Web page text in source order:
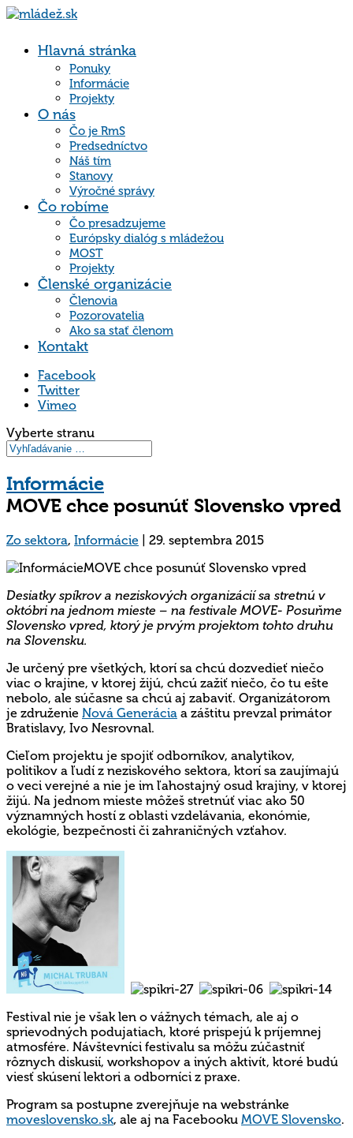
Hlavná stránka
Ponuky
Informácie
Projekty
O nás
Čo je RmS
Predsedníctvo
Náš tím
Stanovy
Výročné správy
Čo robíme
Čo presadzujeme
Európsky dialóg s mládežou
MOST
Projekty
Členské organizácie
Členovia
Pozorovatelia
Ako sa stať členom
Kontakt
Facebook
Twitter
Vimeo
Vyberte stranu
Informácie
MOVE chce posunúť Slovensko vpred
Zo sektora, Informácie 29. septembra 2015
Desiatky spíkrov a neziskových organizácií sa stretnú v
októbri na jednom mieste – na festivale MOVE- Posuňme
Slovensko vpred, ktorý je prvým projektom tohto druhu
na Slovensku.
Je určený pre všetkých, ktorí sa chcú dozvedieť niečo
viac o krajine, v ktorej žijú, chcú zažiť niečo, čo tu ešte
nebolo, ale súčasne sa chcú aj zabaviť. Organizátorom
je združenie Nová Generácia a záštitu prevzal primátor
Bratislavy, Ivo Nesrovnal.
Cieľom projektu je spojiť odborníkov, analytikov,
politikov a ľudí z neziskového sektora, ktorí sa zaujímajú
o veci verejné a nie je im ľahostajný osud krajiny, v ktorej
žijú. Na jednom mieste môžeš stretnúť viac ako 50
významných hostí z oblasti vzdelávania, ekonómie,
ekológie, bezpečnosti či zahraničných vzťahov.
Festival nie je však len o vážnych témach, ale aj o
sprievodných podujatiach, ktoré prispejú k príjemnej
atmosfére. Návštevníci festivalu sa môžu zúčastniť
rôznych diskusií, workshopov a iných aktivít, ktoré budú
viesť skúsení lektori a odborníci z praxe.
Program sa postupne zverejňuje na webstránke
moveslovensko.sk, ale aj na Facebooku MOVE Slovensko.